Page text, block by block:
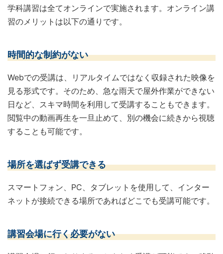
学科講習は全てオンラインで実施されます。オンライン講
習のメリットは以下の通りです。
時間的な制約がない
Webでの受講は、リアルタイムではなく収録された映像を
見る形式です。そのため、急な雨天で屋外作業ができない
日など、スキマ時間を利用して受講することもできます。
閲覧中の動画再生を一旦止めて、別の機会に続きから視聴
することも可能です。
場所を選ばず受講できる
スマートフォン、PC、タブレットを使用して、インター
ネットが接続できる場所であればどこでも受講可能です。
講習会場に行く必要がない